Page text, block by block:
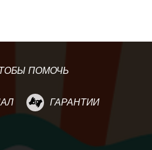
ПОМОЧЬ
ГАРАНТИИ